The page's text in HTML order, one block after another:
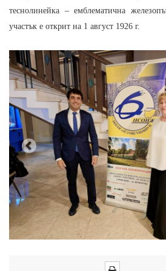
теснолинейка – емблематична
участък е открит на 1 август 1926 г.